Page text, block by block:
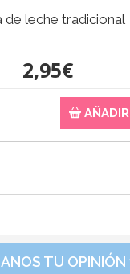
de leche tradicional
2,95€
AÑADIR
TU OPINIÓN